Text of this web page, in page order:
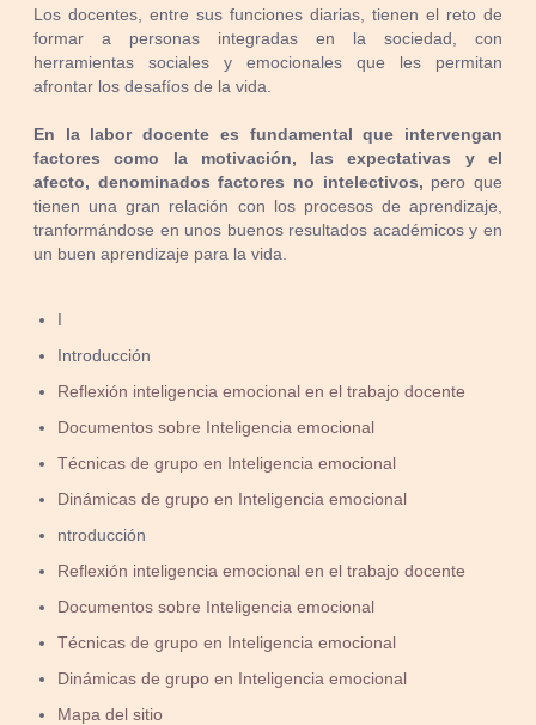
Los docentes, entre sus funciones diarias, tienen el reto de
formar a personas integradas en la sociedad, con
herramientas sociales y emocionales que les permitan
afrontar los desafíos de la vida.
En la labor docente es fundamental que intervengan
factores como la motivación, las expectativas y el
afecto, denominados factores no intelectivos, pero que
tienen una gran relación con los procesos de aprendizaje,
tranformándose en unos buenos resultados académicos y en
un buen aprendizaje para la vida.
Introducción
Reflexión inteligencia emocional en el trabajo docente
Documentos sobre Inteligencia emocional
Técnicas de grupo en Inteligencia emocional
Dinámicas de grupo en Inteligencia emocional
ntroducción
Reflexión inteligencia emocional en el trabajo docente
Documentos sobre Inteligencia emocional
Técnicas de grupo en Inteligencia emocional
Dinámicas de grupo en Inteligencia emocional
Mapa del sitio